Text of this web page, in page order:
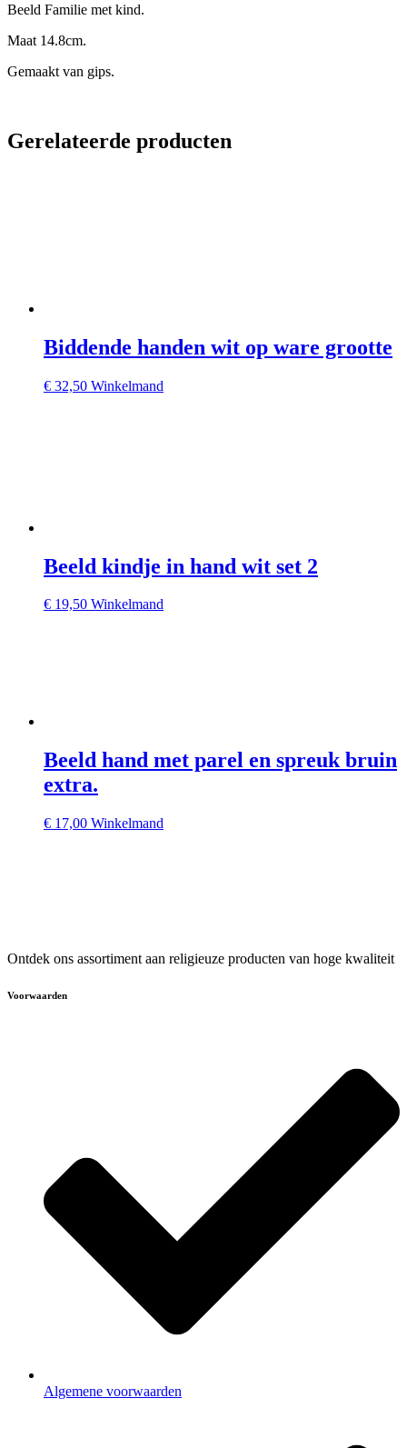
Beeld Familie met kind.
Maat 14.8cm.
Gemaakt van gips.
Gerelateerde producten
Biddende handen wit op ware grootte
€ 32,50 Winkelmand
Beeld kindje in hand wit set 2
€ 19,50 Winkelmand
Beeld hand met parel en spreuk bruin
extra.
€ 17,00 Winkelmand
Ontdek ons assortiment aan religieuze producten van hoge kwaliteit
Voorwaarden
Algemene voorwaarden